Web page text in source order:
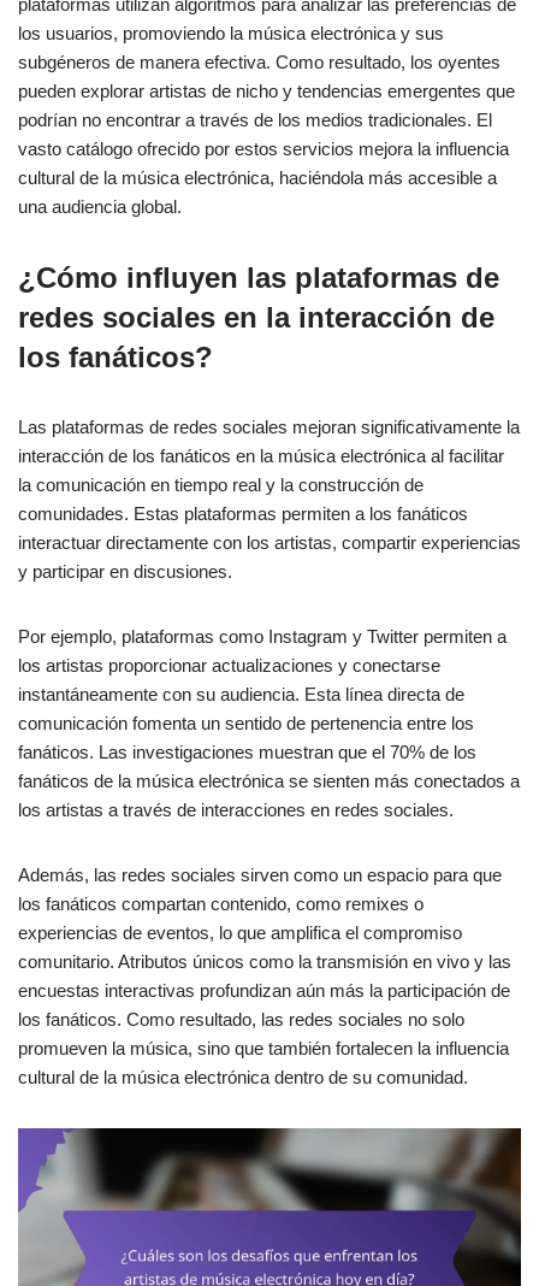
plataformas utilizan algoritmos para analizar las preferencias de
los usuarios, promoviendo la música electrónica y sus
subgéneros de manera efectiva. Como resultado, los oyentes
pueden explorar artistas de nicho y tendencias emergentes que
podrían no encontrar a través de los medios tradicionales. El
vasto catálogo ofrecido por estos servicios mejora la influencia
cultural de la música electrónica, haciéndola más accesible a
una audiencia global.
¿Cómo influyen las plataformas de
redes sociales en la interacción de
los fanáticos?
Las plataformas de redes sociales mejoran significativamente la
interacción de los fanáticos en la música electrónica al facilitar
la comunicación en tiempo real y la construcción de
comunidades. Estas plataformas permiten a los fanáticos
interactuar directamente con los artistas, compartir experiencias
y participar en discusiones.
Por ejemplo, plataformas como Instagram y Twitter permiten a
los artistas proporcionar actualizaciones y conectarse
instantáneamente con su audiencia. Esta línea directa de
comunicación fomenta un sentido de pertenencia entre los
fanáticos. Las investigaciones muestran que el 70% de los
fanáticos de la música electrónica se sienten más conectados a
los artistas a través de interacciones en redes sociales.
Además, las redes sociales sirven como un espacio para que
los fanáticos compartan contenido, como remixes o
experiencias de eventos, lo que amplifica el compromiso
comunitario. Atributos únicos como la transmisión en vivo y las
encuestas interactivas profundizan aún más la participación de
los fanáticos. Como resultado, las redes sociales no solo
promueven la música, sino que también fortalecen la influencia
cultural de la música electrónica dentro de su comunidad.